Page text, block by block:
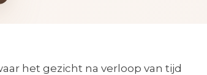
het gezicht na verloop van tijd